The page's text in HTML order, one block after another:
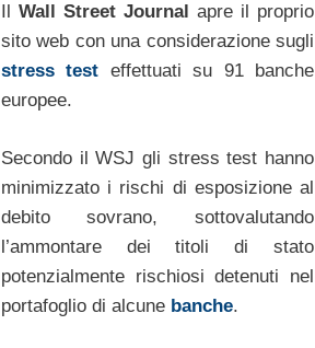
Wall Street Journal apre il proprio
sito web con una considerazione sugli
stress test effettuati su 91 banche
europee.
Secondo il WSJ gli stress test hanno
minimizzato i rischi di esposizione al
debito sovrano, sottovalutando
l’ammontare dei titoli di stato
potenzialmente rischiosi detenuti nel
portafoglio di alcune banche.